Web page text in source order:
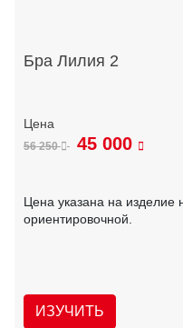
Бра Лилия 2
56 250 45 000
Цена указана на изделие
ориентировочной.
ИЗУЧИТЬ